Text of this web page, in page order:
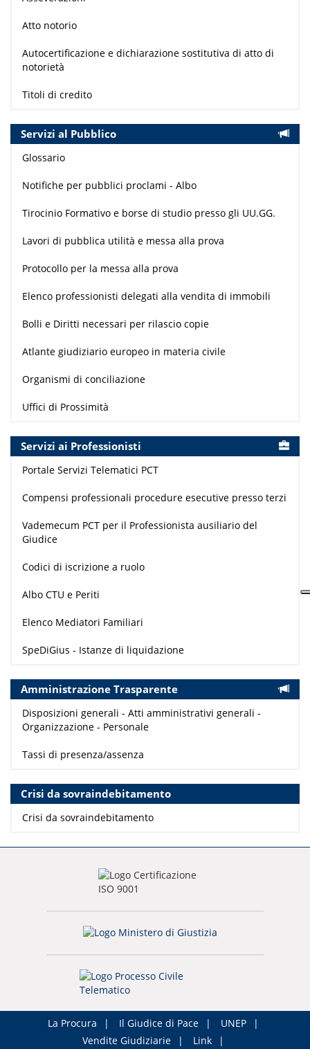
Atto notorio
Autocertificazione e dichiarazione sostitutiva di atto di
notorietà
Titoli di credito
Servizi al Pubblico
Glossario
Notifiche per pubblici proclami - Albo
Tirocinio Formativo e borse di studio presso gli UU.GG.
Lavori di pubblica utilità e messa alla prova
Protocollo per la messa alla prova
Elenco professionisti delegati alla vendita di immobili
Bolli e Diritti necessari per rilascio copie
Atlante giudiziario europeo in materia civile
Organismi di conciliazione
Uffici di Prossimità
Servizi ai Professionisti
Portale Servizi Telematici PCT
Compensi professionali procedure esecutive presso terzi
Vademecum PCT per il Professionista ausiliario del
Giudice
Codici di iscrizione a ruolo
Albo CTU e Periti
Elenco Mediatori Familiari
SpeDiGius - Istanze di liquidazione
Amministrazione Trasparente
Disposizioni generali - Atti amministrativi generali -
Organizzazione - Personale
Tassi di presenza/assenza
Crisi da sovraindebitamento
Crisi da sovraindebitamento
La Procura Il Giudice di Pace
UNEP
Vendite Giudiziarie
Link